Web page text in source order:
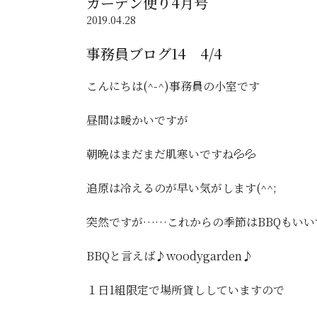
2019.04.28
事務員ブログ14 4/4
こんにちは(^-^)事務員の小室です
昼間は暖かいですが
朝晩はまだまだ肌寒いですね💦💦
追原は冷えるのが早い気がします(^^;
突然ですが……これからの季節はBBQもいい
BBQと言えば♪woodygarden♪
１日1組限定で場所貸ししていますので